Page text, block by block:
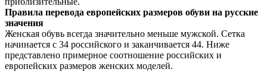
Правила перевода европейских размеров обуви на русские
значения
Женская обувь всегда значительно меньше мужской. Сетка
начинается с 34 российского и заканчивается 44. Ниже
представлено примерное соотношение российских и
европейских размеров женских моделей.